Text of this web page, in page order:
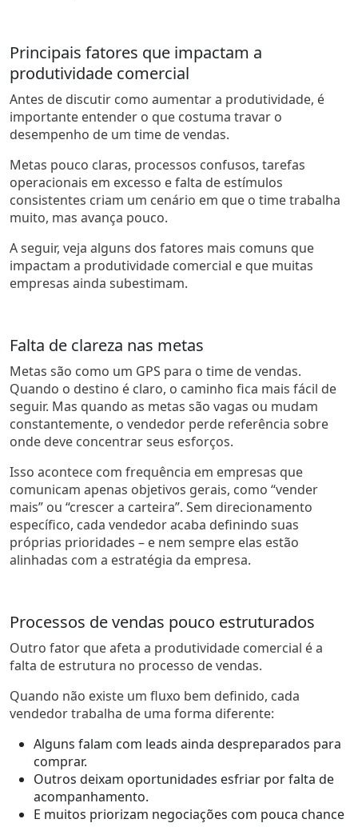
Principais fatores que impactam a
produtividade comercial
Antes de discutir como aumentar a produtividade, é
importante entender o que costuma travar o
desempenho de um time de vendas.
Metas pouco claras, processos confusos, tarefas
operacionais em excesso e falta de estímulos
consistentes criam um cenário em que o time trabalha
muito, mas avança pouco.
A seguir, veja alguns dos fatores mais comuns que
impactam a produtividade comercial e que muitas
empresas ainda subestimam.
Falta de clareza nas metas
Metas são como um GPS para o time de vendas.
Quando o destino é claro, o caminho fica mais fácil de
seguir. Mas quando as metas são vagas ou mudam
constantemente, o vendedor perde referência sobre
onde deve concentrar seus esforços.
Isso acontece com frequência em empresas que
comunicam apenas objetivos gerais, como “vender
mais” ou “crescer a carteira”. Sem direcionamento
específico, cada vendedor acaba definindo suas
próprias prioridades – e nem sempre elas estão
alinhadas com a estratégia da empresa.
Processos de vendas pouco estruturados
Outro fator que afeta a produtividade comercial é a
falta de estrutura no processo de vendas.
Quando não existe um fluxo bem definido, cada
vendedor trabalha de uma forma diferente:
Alguns falam com leads ainda despreparados para
comprar.
Outros deixam oportunidades esfriar por falta de
acompanhamento.
E muitos priorizam negociações com pouca chance